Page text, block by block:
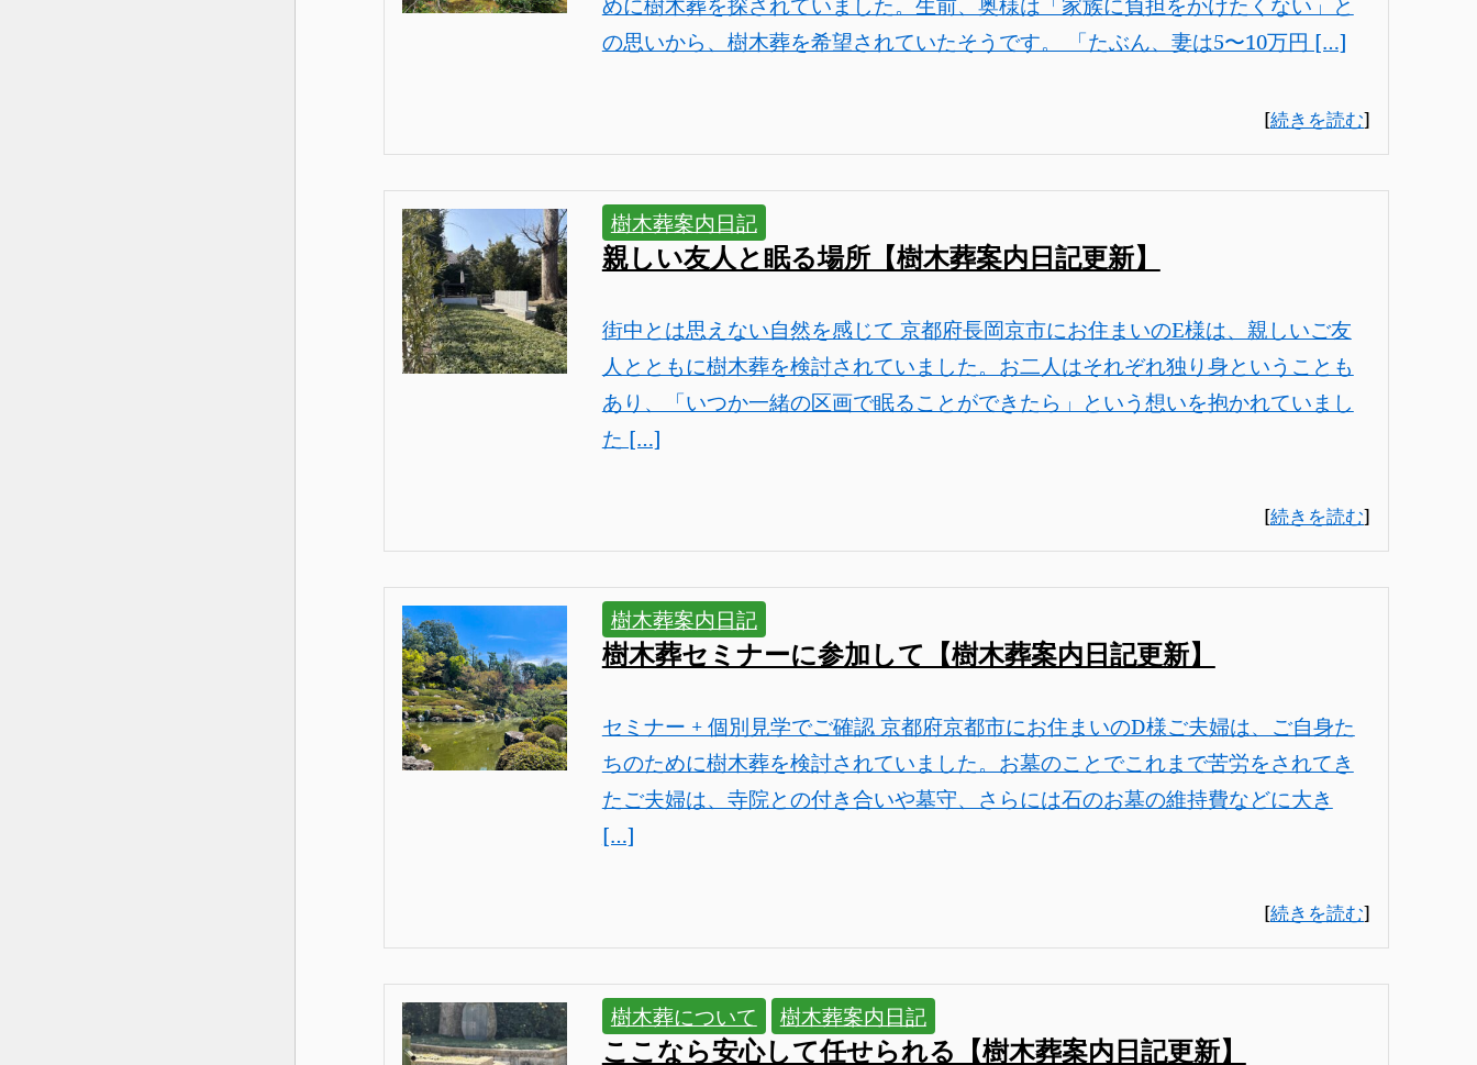
の思いから、樹木葬を希望されていたそうです。 「たぶん、妻は5〜10万円 […]
[続きを読む]
樹木葬案内日記
親しい友人と眠る場所【樹木葬案内日記更新】
街中とは思えない自然を感じて 京都府長岡京市にお住まいのE様は、親しいご友
人とともに樹木葬を検討されていました。お二人はそれぞれ独り身ということも
あり、「いつか一緒の区画で眠ることができたら」という想いを抱かれていまし
た […]
[続きを読む]
樹木葬案内日記
樹木葬セミナーに参加して【樹木葬案内日記更新】
セミナー + 個別見学でご確認 京都府京都市にお住まいのD様ご夫婦は、ご自身た
ちのために樹木葬を検討されていました。お墓のことでこれまで苦労をされてき
たご夫婦は、寺院との付き合いや墓守、さらには石のお墓の維持費などに大き
[…]
[続きを読む]
樹木葬について 樹木葬案内日記
ここなら安心して任せられる【樹木葬案内日記更新】